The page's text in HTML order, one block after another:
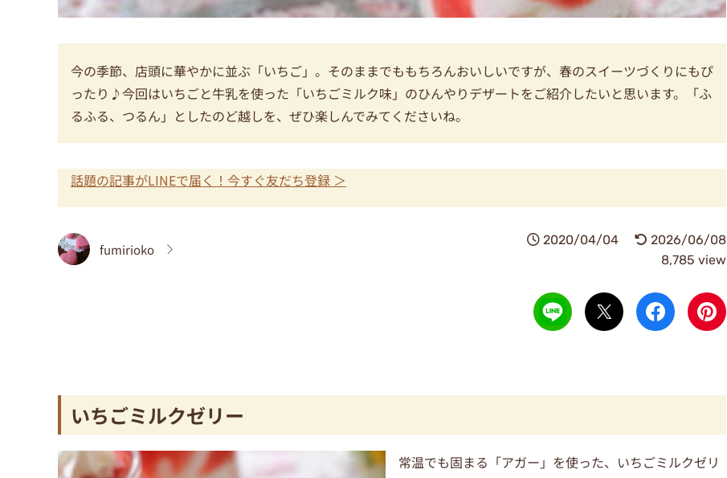
今の季節、店頭に華やかに並ぶ「いちご」。そのままでももちろんおいしいですが、春のスイーツづくりにもぴ
ったり♪今回はいちごと牛乳を使った「いちごミルク味」のひんやりデザートをご紹介したいと思います。「ふ
るふる、つるん」としたのど越しを、ぜひ楽しんでみてくださいね。
話題の記事がLINEで届く！今すぐ友だち登録 ＞
fumirioko
2020/04/04
2026/06/08
8,785 view
いちごミルクゼリー
常温でも固まる「アガー」を使った、いちごミルクゼリ